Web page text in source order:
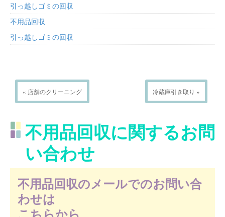
引っ越しゴミの回収
不用品回収
引っ越しゴミの回収
« 店舗のクリーニング 冷蔵庫引き取り »
不用品回収に関するお問
い合わせ
不用品回収のメールでのお問い合
わせは
こちらから